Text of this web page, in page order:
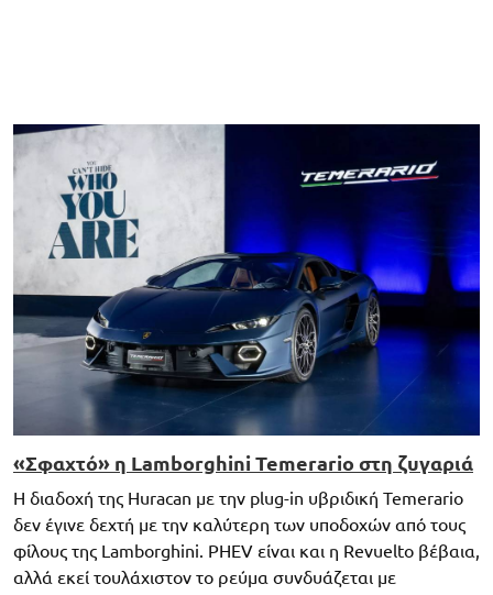
«Σφαχτό» η Lamborghini Temerario στη ζυγαριά
Η διαδοχή της Huracan με την plug-in υβριδική Temerario
δεν έγινε δεχτή με την καλύτερη των υποδοχών από τους
φίλους της Lamborghini. PHEV είναι και η Revuelto βέβαια,
αλλά εκεί τουλάχιστον το ρεύμα συνδυάζεται με